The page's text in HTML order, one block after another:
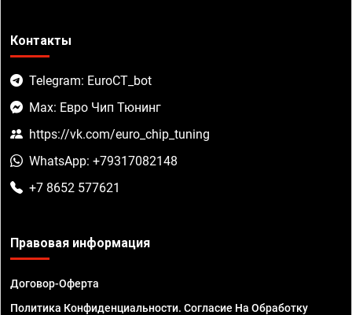
Контакты
Telegram: EuroCT_bot
Max: Евро Чип Тюнинг
https://vk.com/euro_chip_tuning
WhatsApp: +79317082148
+7 8652 577621
Правовая информация
Договор-Оферта
Политика Конфиденциальности. Согласие На Обработку